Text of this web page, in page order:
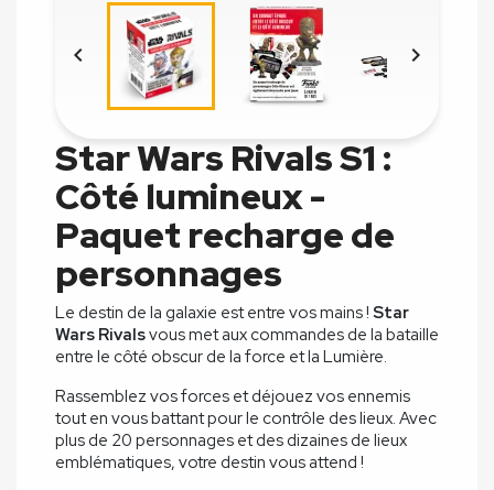
 
Star Wars Rivals S1 :
Côté lumineux -
Paquet recharge de
personnages
Le destin de la galaxie est entre vos mains ! Star
Wars Rivalsvous met aux commandes de la bataille
entre le côté obscur de la force et la Lumière.
Rassemblez vos forces et déjouez vos ennemis
tout en vous battant pour le contrôle des lieux. Avec
plus de 20 personnages et des dizaines de lieux
emblématiques, votre destin vous attend !